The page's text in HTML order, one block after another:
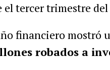
el tercer trimestre
financiero mostró
robados a